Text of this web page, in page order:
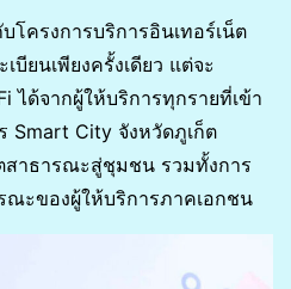
โครงการบริการอินเทอร์เน็ต
บียนเพียงครั้งเดียว แต่จะ
ได้จากผู้ให้บริการทุกรายที่เข้า
Smart City จังหวัดภูเก็ต
สาธารณะสู่ชุมชน รวมทั้งการ
ณะของผู้ให้บริการภาคเอกชน